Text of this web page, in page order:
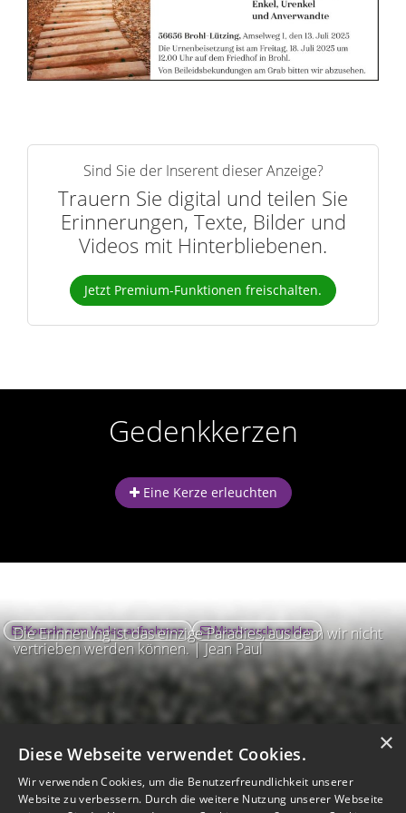
n
Sind Sie der Inserent dieser Anzeige?
Trauern Sie digital und teilen Sie
Erinnerungen, Texte, Bilder und
Videos mit Hinterbliebenen.
Jetzt Premium-Funktionen freischalten.
Gedenkkerzen
Eine Kerze erleuchten
Die Erinnerung ist das einzige Paradies, aus dem wir nicht
vertrieben werden können. | Jean Paul
Kontakt zum Verlag aufnehmen Missbrauch melden
×
Diese Webseite verwendet Cookies.
Wir verwenden Cookies, um die Benutzerfreundlichkeit unserer
Website zu verbessern. Durch die weitere Nutzung unserer Webseite